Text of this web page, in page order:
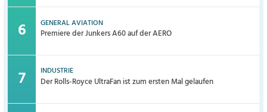
GENERAL AVIATION
Premiere der Junkers A60 auf der AERO
INDUSTRIE
Der Rolls-Royce UltraFan ist zum ersten Mal gelaufen